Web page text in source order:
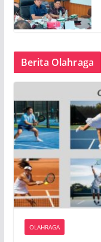
Berita Olahraga
OLAHRAGA